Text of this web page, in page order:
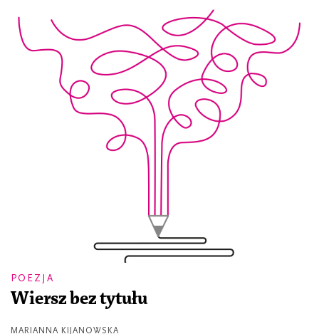
POEZJA
Wiersz bez tytułu
MARIANNA KIJANOWSKA